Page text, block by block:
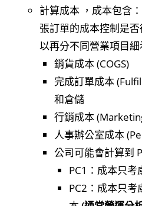
計算成本 ，成本包含
張訂單的成本控制是
以再分不同營業項目
銷貨成本 (COGS)
完成訂單成本
和倉儲
行銷成本
人事辦公室成本
公司可能會計算到
PC1：成本只考
PC2：成本只